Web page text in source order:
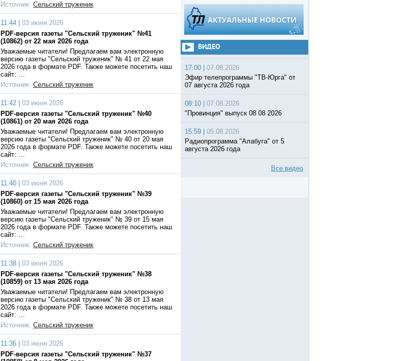
Источник: Сельский труженик
11:44 |
03 июня 2026
PDF-версия газеты "Сельский труженик" №41
(10862) от 22 мая 2026 года
Уважаемые читатели! Предлагаем вам электронную
версию газеты "Сельский труженик" № 41 от 22 мая
2026 года в формате PDF. Также можете посетить наш
сайт: …
Источник: Сельский труженик
11:42 |
03 июня 2026
PDF-версия газеты "Сельский труженик" №40
(10861) от 20 мая 2026 года
Уважаемые читатели! Предлагаем вам электронную
версию газеты "Сельский труженик" № 40 от 20 мая
2026 года в формате PDF. Также можете посетить наш
сайт: …
Источник: Сельский труженик
11:40 |
03 июня 2026
PDF-версия газеты "Сельский труженик" №39
(10860) от 15 мая 2026 года
Уважаемые читатели! Предлагаем вам электронную
версию газеты "Сельский труженик" № 39 от 15 мая
2026 года в формате PDF. Также можете посетить наш
сайт: …
Источник: Сельский труженик
11:38 |
03 июня 2026
PDF-версия газеты "Сельский труженик" №38
(10859) от 13 мая 2026 года
Уважаемые читатели! Предлагаем вам электронную
версию газеты "Сельский труженик" № 38 от 13 мая
2026 года в формате PDF. Также можете посетить наш
сайт: …
Источник: Сельский труженик
11:36 |
03 июня 2026
PDF-версия газеты "Сельский труженик" №37
ВИДЕО
17:00 |
07.08.2026
Эфир телепрограммы "ТВ-Юрга" от
07 августа 2026 года
08:10 |
07.08.2026
"Провинция" выпуск 08 08 2026
15:59 |
05.08.2026
Радиопрограмма "Алабуга" от 5
августа 2026 года
Все видео